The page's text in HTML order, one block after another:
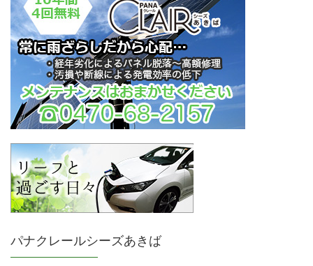
パナクレールシーズあきば